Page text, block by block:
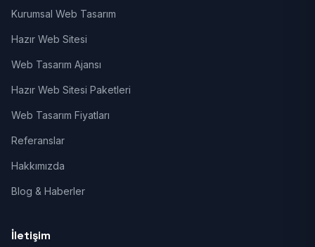
Kurumsal Web Tasarım
Hazır Web Sitesi
Web Tasarım Ajansı
Hazır Web Sitesi Paketleri
Web Tasarım Fiyatları
Referanslar
Hakkımızda
Blog & Haberler
İletişim